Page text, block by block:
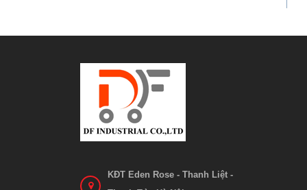
KĐT Eden Rose - Thanh Liệt -